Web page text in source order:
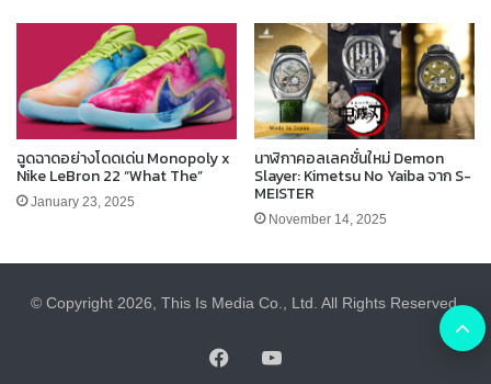
ฉูดฉาดอย่างโดดเด่น Monopoly x
Nike LeBron 22 “What The”
January 23, 2025
นาฬิกาคอลเลคชั่นใหม่ Demon
Slayer: Kimetsu No Yaiba จาก S-
MEISTER
November 14, 2025
© Copyright 2026, This Is Media Co., Ltd. All Rights Reserved.
FacebookYouTube